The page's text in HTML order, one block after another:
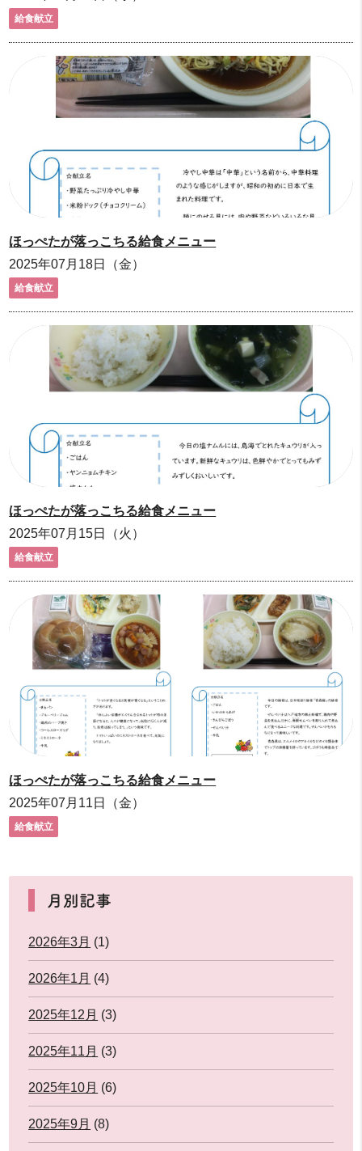
給食献立
ほっぺたが落っこちる給食メニュー
2025年07月18日（金）
給食献立
ほっぺたが落っこちる給食メニュー
2025年07月15日（火）
給食献立
ほっぺたが落っこちる給食メニュー
2025年07月11日（金）
給食献立
月別記事
2026年3月 (1)
2026年1月 (4)
2025年12月 (3)
2025年11月 (3)
2025年10月 (6)
2025年9月 (8)